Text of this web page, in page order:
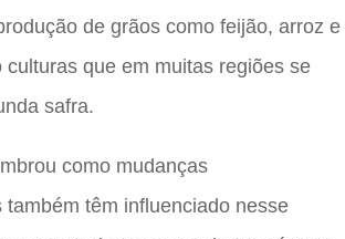
de grãos como feijão, arroz e
culturas que em muitas regiões se
safra.
como mudanças
também têm influenciado nesse